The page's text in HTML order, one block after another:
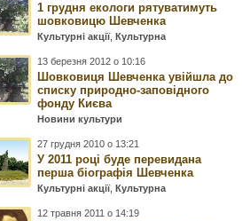
1 грудня екологи рятуватимуть
шовковицю Шевченка
Культурні акції,Культурна
13 березня 2012 о 10:16
Шовковиця Шевченка увійшла до
списку природно-заповідного
фонду Києва
Новини культури
27 грудня 2010 о 13:21
У 2011 році буде перевидана
перша біографія Шевченка
Культурні акції,Культурна
12 травня 2011 о 14:19